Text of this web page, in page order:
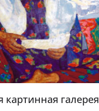
картинная галерея